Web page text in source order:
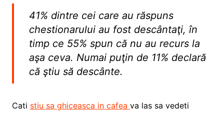
41% dintre cei care au răspuns
chestionarului au fost descântaţi, în
timp ce 55% spun că nu au recurs la
aşa ceva. Numai puţin de 11% declară
că ştiu să descânte.
Cati stiu sa ghiceasca in cafea va las sa vedeti